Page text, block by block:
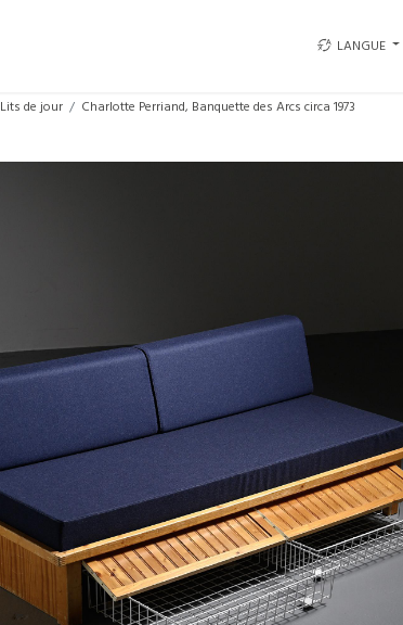
LANGUE
Lits de jour Charlotte Perriand, Banquette des Arcs circa 1973